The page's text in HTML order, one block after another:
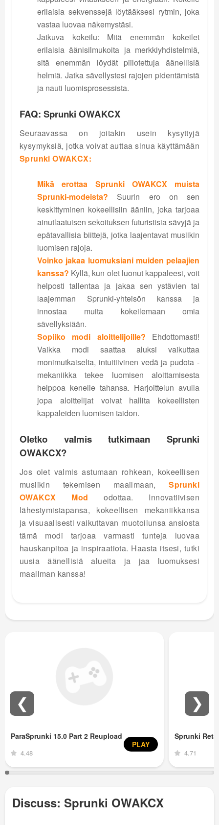
erilaisia sekvenssejä löytääksesi rytmin, joka
vastaa luovaa näkemystäsi.
Jatkuva kokeilu: Mitä enemmän kokeilet
erilaisia äänisilmukoita ja merkkiyhdistelmiä,
sitä enemmän löydät piilotettuja äänellisiä
helmiä. Jatka sävellystesi rajojen pidentämistä
ja nauti luomisprosessista.
FAQ: Sprunki OWAKCX
Seuraavassa on joitakin usein kysyttyjä
kysymyksiä, jotka voivat auttaa sinua käyttämään
Sprunki OWAKCX:
Mikä erottaa Sprunki OWAKCX muista
Sprunki-modeista? Suurin ero on sen
keskittyminen kokeellisiin ääniin, joka tarjoaa
ainutlaatuisen sekoituksen futuristisia sävyjä ja
epätavallisia biittejä, jotka laajentavat musiikin
luomisen rajoja.
Voinko jakaa luomuksiani muiden pelaajien
kanssa? Kyllä, kun olet luonut kappaleesi, voit
helposti tallentaa ja jakaa sen ystävien tai
laajemman Sprunki-yhteisön kanssa ja
innostaa muita kokeilemaan omia
sävellyksiään.
Sopiiko modi aloittelijoille? Ehdottomasti!
Vaikka modi saattaa aluksi vaikuttaa
monimutkaiselta, intuitiivinen vedä ja pudota -
mekaniikka tekee luomisen aloittamisesta
helppoa kenelle tahansa. Harjoittelun avulla
jopa aloittelijat voivat hallita kokeellisten
kappaleiden luomisen taidon.
Oletko valmis tutkimaan Sprunki
OWAKCX?
Jos olet valmis astumaan rohkean, kokeellisen
musiikin tekemisen maailmaan,Sprunki
OWAKCX Mod odottaa. Innovatiivisen
lähestymistapansa, kokeellisen mekaniikkansa
ja visuaalisesti vaikuttavan muotoilunsa ansiosta
tämä modi tarjoaa varmasti tunteja luovaa
hauskanpitoa ja inspiraatiota. Haasta itsesi, tutki
uusia äänellisiä alueita ja jaa luomuksesi
maailman kanssa!
ParaSprunki 15.0 Part 2 Reupload
4.48
PLAY
Sprunki
4.71
❮ ❯
Discuss: Sprunki OWAKCX